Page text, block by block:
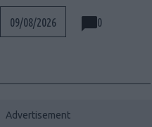
09/08/2026 0